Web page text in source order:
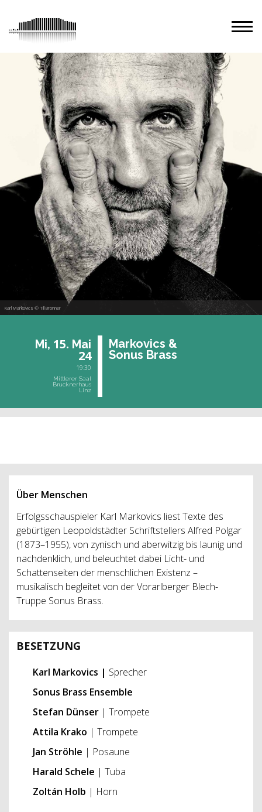
Karl Markovics © Till Brönner
Mi, 15. Mai
24
19:30
Mittlerer Saal
Brucknerhaus
Linz
Mar­ko­vics &
Sonus Brass
Über Menschen
Erfolgsschauspieler Karl Markovics liest Texte des
gebürtigen Leopoldstädter Schriftstellers Alfred Polgar
(1873–1955), von zynisch und aberwitzig bis launig und
nachdenklich, und beleuchtet dabei Licht- und
Schattenseiten der menschlichen Existenz –
musikalisch begleitet von der Vorarlberger Blech-
Truppe Sonus Brass.
BESETZUNG
Karl Markovics | Sprecher
Sonus Brass Ensemble
Stefan Dünser | Trompete
Attila Krako | Trompete
Jan Ströhle | Posaune
Harald Schele | Tuba
Zoltán Holb | Horn